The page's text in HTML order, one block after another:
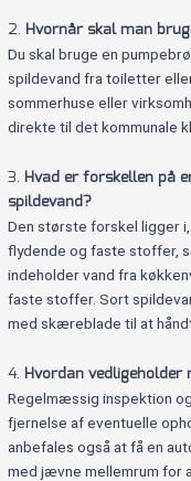
2. Hvornår skal man
Du skal bruge en
spildevand fra toiletter
sommerhuse eller
direkte til det kommunale
3. Hvad er forskellen på
spildevand?
Den største forskel ligger
flydende og faste stoffer,
indeholder vand fra
faste stoffer. Sort
med skæreblade til at
4. Hvordan
Regelmæssig inspektion
fjernelse af eventuelle
anbefales også at få en
med jævne mellemrum for